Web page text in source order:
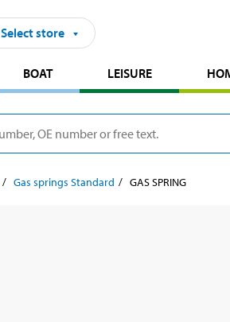
Select store
BOAT LEISURE
Gas springs Standard GAS SPRING